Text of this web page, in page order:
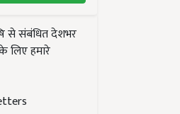
से संबंधित देशभर
लिए हमारे